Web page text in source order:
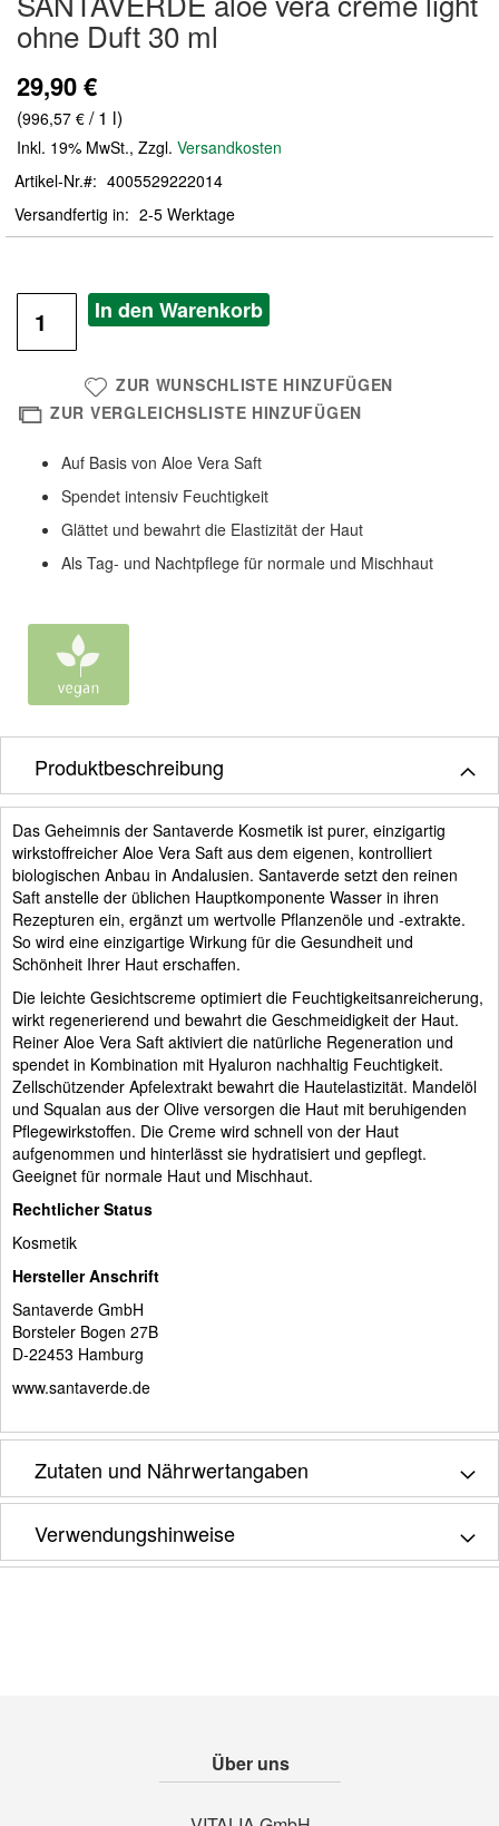
der
Bildergalerie
ohne Duft 30 ml
29,90 €
(996,57 € / 1 l)
Inkl. 19% MwSt., Zzgl. Versandkosten
Artikel-Nr.
4005529222014
Versandfertig in
2-5 Werktage
In den Warenkorb
ZUR WUNSCHLISTE HINZUFÜGEN
ZUR VERGLEICHSLISTE HINZUFÜGEN
Auf Basis von Aloe Vera Saft
Spendet intensiv Feuchtigkeit
Glättet und bewahrt die Elastizität der Haut
Als Tag- und Nachtpflege für normale und Mischhaut
Produktbeschreibung
Das Geheimnis der Santaverde Kosmetik ist purer, einzigartig
wirkstoffreicher Aloe Vera Saft aus dem eigenen, kontrolliert
biologischen Anbau in Andalusien. Santaverde setzt den reinen
Saft anstelle der üblichen Hauptkomponente Wasser in ihren
Rezepturen ein, ergänzt um wertvolle Pflanzenöle und -extrakte.
So wird eine einzigartige Wirkung für die Gesundheit und
Schönheit Ihrer Haut erschaffen.
Die leichte Gesichtscreme optimiert die Feuchtigkeitsanreicherung,
wirkt regenerierend und bewahrt die Geschmeidigkeit der Haut.
Reiner Aloe Vera Saft aktiviert die natürliche Regeneration und
spendet in Kombination mit Hyaluron nachhaltig Feuchtigkeit.
Zellschützender Apfelextrakt bewahrt die Hautelastizität. Mandelöl
und Squalan aus der Olive versorgen die Haut mit beruhigenden
Pflegewirkstoffen. Die Creme wird schnell von der Haut
aufgenommen und hinterlässt sie hydratisiert und gepflegt.
Geeignet für normale Haut und Mischhaut.
Rechtlicher Status
Kosmetik
Hersteller Anschrift
Santaverde GmbH
Borsteler Bogen 27B
D-22453 Hamburg
www.santaverde.de
Zutaten und Nährwertangaben
Verwendungshinweise
Über uns